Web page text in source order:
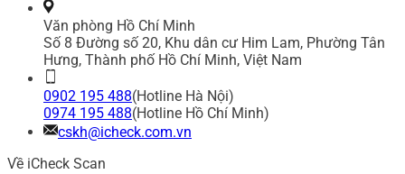
Văn phòng Hồ Chí Minh
Số 8 Đường số 20, Khu dân cư Him Lam, Phường Tân
Hưng, Thành phố Hồ Chí Minh, Việt Nam
0902 195 488(Hotline Hà Nội)
0974 195 488(Hotline Hồ Chí Minh)
cskh@icheck.com.vn
Về iCheck Scan